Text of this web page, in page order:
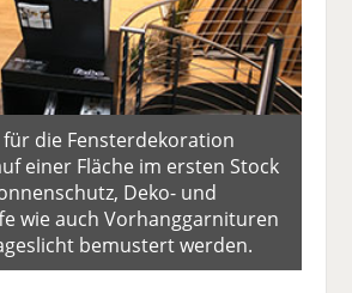
die Fensterdekoration
einer Fläche im ersten Stock
Deko- und
wie auch Vorhanggarnituren
bemustert werden.